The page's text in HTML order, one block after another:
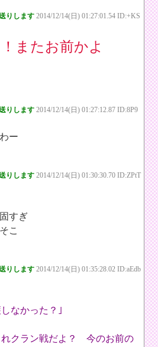
りします 2014/12/14(日) 01:27:01.54 ID:+KS
またお前かよ
りします 2014/12/14(日) 01:27:12.87 ID:8P9
ー
りします 2014/12/14(日) 01:30:30.70 ID:ZPtT
すぎ
こ
りします 2014/12/14(日) 01:35:28.02 ID:aEdb
なかった？｣
れクラン戦だよ？ 今のお前の